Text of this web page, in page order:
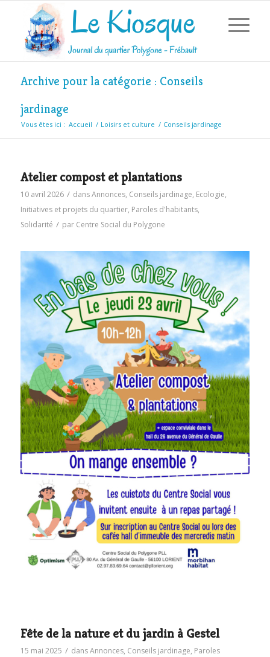
Archive pour la catégorie : Conseils
jardinage
Vous êtes ici : Accueil / Loisirs et culture / Conseils jardinage
Atelier compost et plantations
10 avril 2026 / dansAnnonces, Conseils jardinage, Ecologie,
Initiatives et projets du quartier, Paroles d'habitants,
Solidarité / par Centre Social du Polygone
Fête de la nature et du jardin à Gestel
15 mai 2025 / dansAnnonces, Conseils jardinage, Paroles